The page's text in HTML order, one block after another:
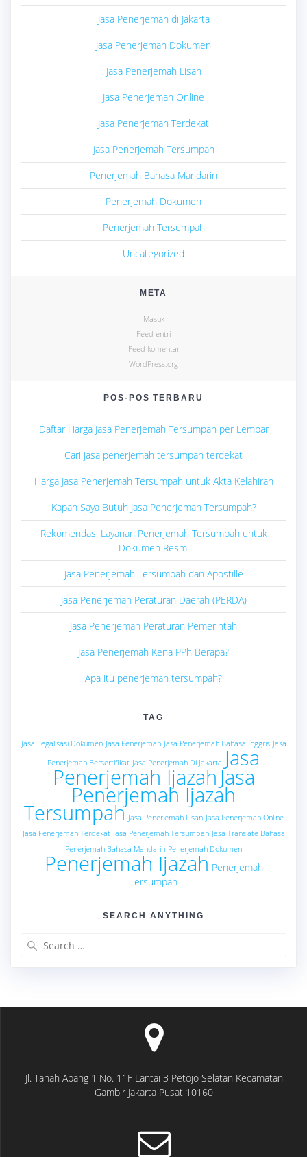
Jasa Penerjemah di Jakarta
Jasa Penerjemah Dokumen
Jasa Penerjemah Lisan
Jasa Penerjemah Online
Jasa Penerjemah Terdekat
Jasa Penerjemah Tersumpah
Penerjemah Bahasa Mandarin
Penerjemah Dokumen
Penerjemah Tersumpah
Uncategorized
META
Masuk
Feed entri
Feed komentar
WordPress.org
POS-POS TERBARU
Daftar Harga Jasa Penerjemah Tersumpah per Lembar
Cari jasa penerjemah tersumpah terdekat
Harga Jasa Penerjemah Tersumpah untuk Akta Kelahiran
Kapan Saya Butuh Jasa Penerjemah Tersumpah?
Rekomendasi Layanan Penerjemah Tersumpah untuk
Dokumen Resmi
Jasa Penerjemah Tersumpah dan Apostille
Jasa Penerjemah Peraturan Daerah (PERDA)
Jasa Penerjemah Peraturan Pemerintah
Jasa Penerjemah Kena PPh Berapa?
Apa itu penerjemah tersumpah?
TAG
Jasa Legalisasi Dokumen Jasa Penerjemah Jasa Penerjemah Bahasa Inggris Jasa
Penerjemah Bersertifikat Jasa Penerjemah Di Jakarta Jasa
Penerjemah Ijazah Jasa
Penerjemah Ijazah
Tersumpah Jasa Penerjemah Lisan Jasa Penerjemah Online
Jasa Penerjemah Terdekat Jasa Penerjemah Tersumpah Jasa Translate Bahasa
Penerjemah Bahasa Mandarin Penerjemah Dokumen
Penerjemah Ijazah Penerjemah
Tersumpah
SEARCH ANYTHING
Jl. Tanah Abang 1 No. 11F Lantai 3 Petojo Selatan Kecamatan
Gambir Jakarta Pusat 10160